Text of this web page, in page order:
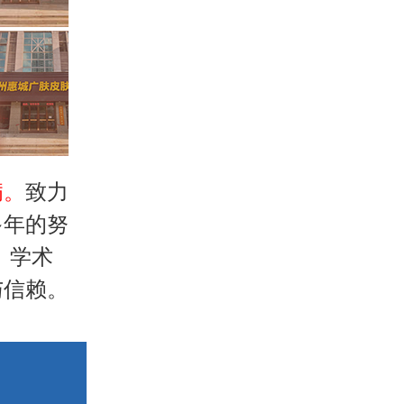
致力
的努
学术
赖。